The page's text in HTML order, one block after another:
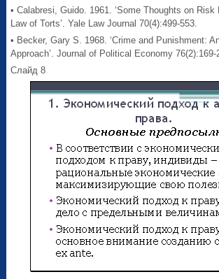
• Calabresi, Guido. 1961. ‘Some Thoughts on
Law of Torts’. Yale Law Journal 70(4):499-553.
• Becker, Gary S. 1968. ‘Crime and Punishment:
Approach’. Journal of Political Economy 76(2):169-
Слайд 8